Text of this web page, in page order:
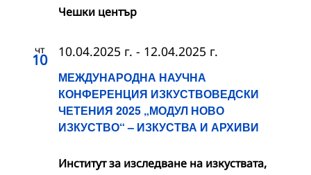
Чешки център
чт
10
МЕЖДУНАРОДНА НАУЧНА
КОНФЕРЕНЦИЯ ИЗКУСТВОВЕДСКИ
ЧЕТЕНИЯ 2025 „МОДУЛ НОВО
ИЗКУСТВО“ – ИЗКУСТВА И АРХИВИ
10.04.2025 г. - 12.04.2025 г.
Институт за изследване на изкуствата,